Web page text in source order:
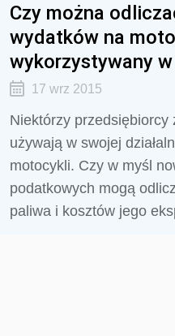
Czy można
wydatków na
wykorzystywany
17 wrz 2015
Niektórzy przedsiębiorcy
używają w swojej
motocykli. Czy w myśl
podatkowych mogą
paliwa i kosztów jego